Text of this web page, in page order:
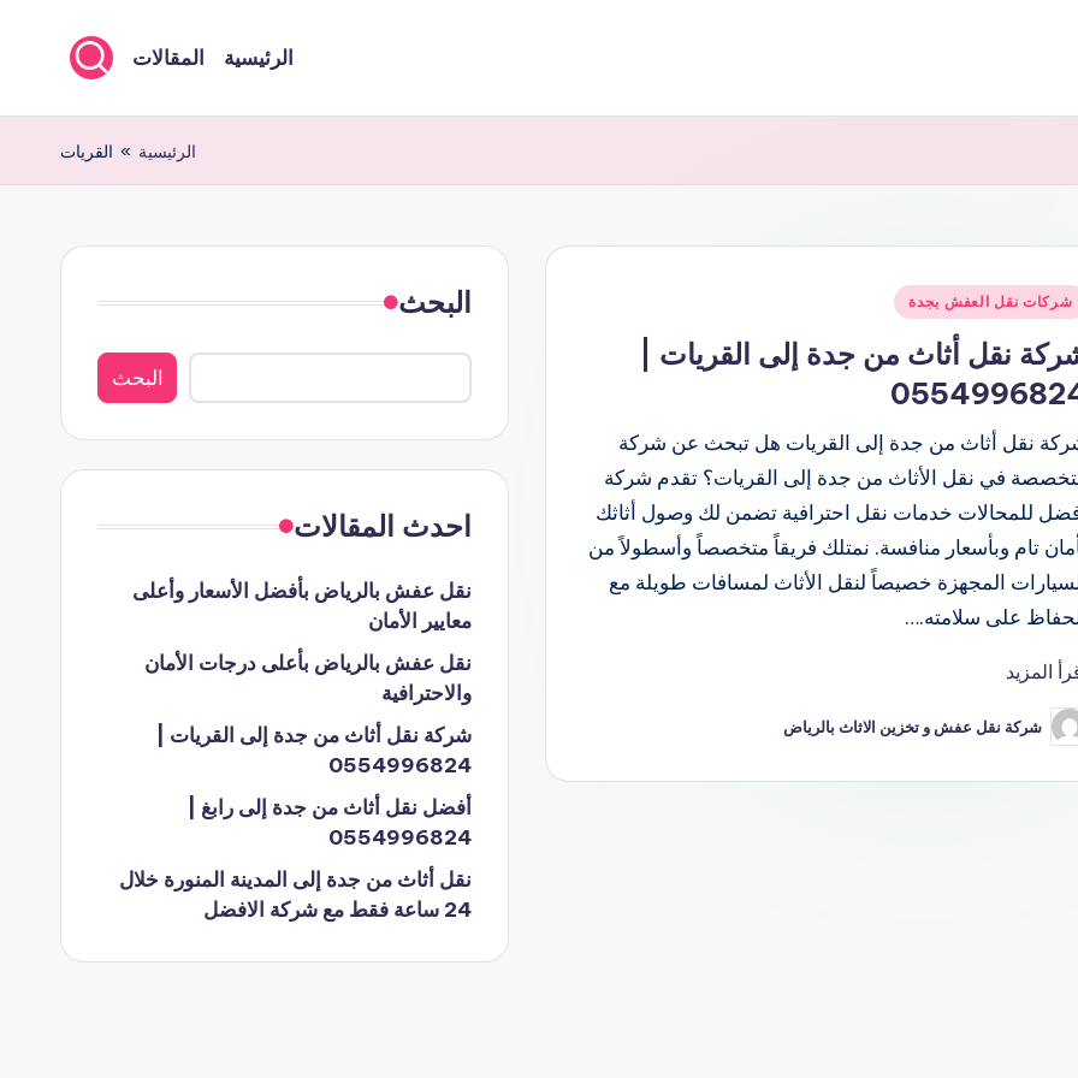
الرئيسية المقالات
الرئيسية » القريات
شركات نقل العفش بجدة
نقل أثاث من جدة إلى القريات |
نقل أثاث من جدة إلى القريات هل تبحث عن شركة
في نقل الأثاث من جدة إلى القريات؟ تقدم شركة
للمحالات خدمات نقل احترافية تضمن لك وصول أثاثك
تام وبأسعار منافسة. نمتلك فريقاً متخصصاً وأسطولاً من
المجهزة خصيصاً لنقل الأثاث لمسافات طويلة مع
على سلامته.…
المزيد
شركة نقل عفش و تخزين الاثاث بالرياض
البحث
البحث
احدث المقالات
نقل عفش بالرياض بأفضل الأسعار وأعلى
معايير الأمان
نقل عفش بالرياض بأعلى درجات الأمان
والاحترافية
شركة نقل أثاث من جدة إلى القريات |
0554996824
أفضل نقل أثاث من جدة إلى رابغ |
0554996824
نقل أثاث من جدة إلى المدينة المنورة خلال
24 ساعة فقط مع شركة الافضل